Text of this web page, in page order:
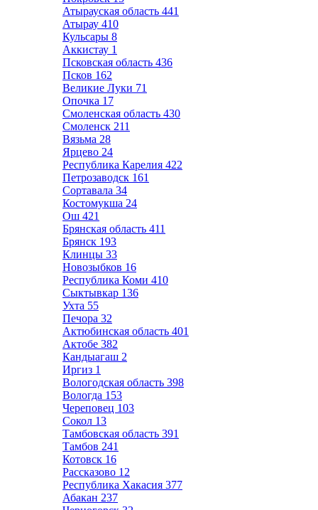
Атырауская область 441
Атырау 410
Кульсары 8
Аккистау 1
Псковская область 436
Псков 162
Великие Луки 71
Опочка 17
Смоленская область 430
Смоленск 211
Вязьма 28
Ярцево 24
Республика Карелия 422
Петрозаводск 161
Сортавала 34
Костомукша 24
Ош 421
Брянская область 411
Брянск 193
Клинцы 33
Новозыбков 16
Республика Коми 410
Сыктывкар 136
Ухта 55
Печора 32
Актюбинская область 401
Актобе 382
Кандыагаш 2
Иргиз 1
Вологодская область 398
Вологда 153
Череповец 103
Сокол 13
Тамбовская область 391
Тамбов 241
Котовск 16
Рассказово 12
Республика Хакасия 377
Абакан 237